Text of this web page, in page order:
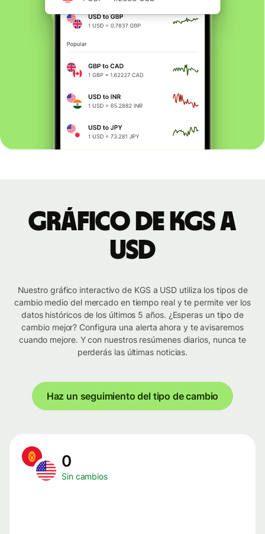
Gráfico de KGS a
USD
Nuestro gráfico interactivo de KGS a USD utiliza los tipos de
cambio medio del mercado en tiempo real y te permite ver los
datos históricos de los últimos 5 años. ¿Esperas un tipo de
cambio mejor? Configura una alerta ahora y te avisaremos
cuando mejore. Y con nuestros resúmenes diarios, nunca te
perderás las últimas noticias.
Haz un seguimiento del tipo de cambio
0
Sin cambios